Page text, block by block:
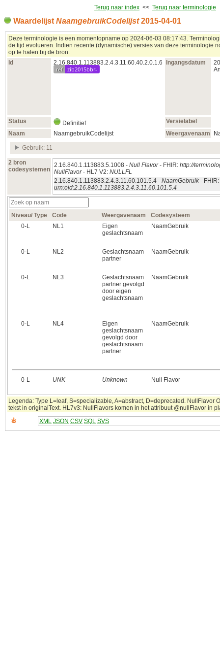
Terug naar index << Terug naar terminologie
Waardelijst NaamgebruikCodelijst2015‑04‑01
Deze terminologie is een momentopname op 2024‑06‑03 08:17:43.
de tijd evolueren. Indien recente (dynamische) versies van deze terminologie
op te halen bij de bron.
Id
2.16.840.1.113883.2.4.3.11.60.40.2.0.1.6
ref zib2015bbr-
Ingangsdatum
Status Definitief
Versielabel
Naam
NaamgebruikCodelijst Weergavenaam
Gebruik: 11
2 bron
codesystemen
2.16.840.1.113883.5.1008 - Null Flavor- FHIR: http://
NullFlavor- HL7 V2: NULLFL
2.16.840.1.113883.2.4.3.11.60.101.5.4 - NaamGebruik - FHIR:
urn:oid:2.16.840.1.113883.2.4.3.11.60.101.5.4
Niveau/ Type Code Weergavenaam
Codesysteem
0‑L
NL1
Eigen
geslachtsnaam
NaamGebruik
0‑L NL2
Geslachtsnaam
partner
NaamGebruik
0‑L NL3
Geslachtsnaam
partner gevolgd
door eigen
geslachtsnaam
NaamGebruik
0‑L NL4
Eigen
geslachtsnaam
gevolgd door
geslachtsnaam
partner
NaamGebruik
0‑L UNK Unknown Null Flavor
Legenda: Type L=leaf, S=specializable, A=abstract, D=deprecated. NullFlavor
tekst in originalText. HL7v3: NullFlavors komen in het attribuut @nullFlavor in
XML JSON CSV SQL SVS